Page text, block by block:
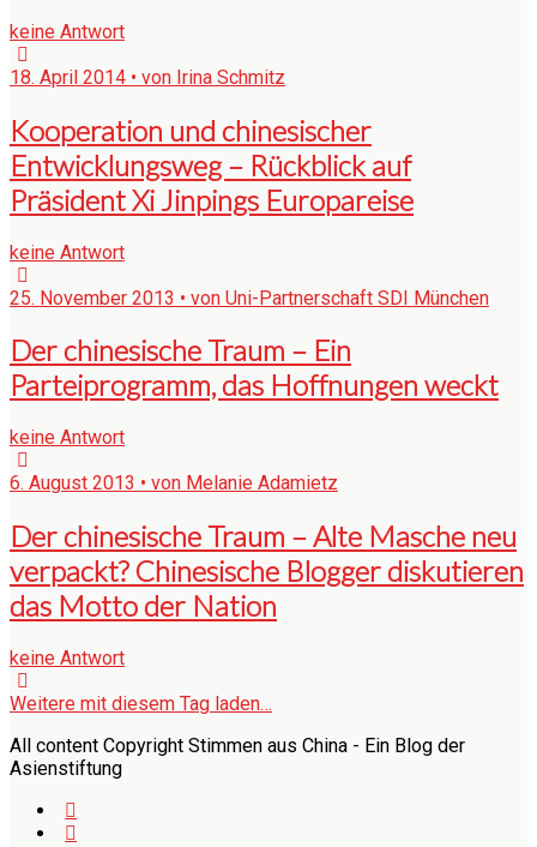
keine Antwort
18. April 2014 • von Irina Schmitz
Kooperation und chinesischer
Entwicklungsweg – Rückblick auf
Präsident Xi Jinpings Europareise
keine Antwort
25. November 2013 • von Uni-Partnerschaft SDI München
Der chinesische Traum – Ein
Parteiprogramm, das Hoffnungen weckt
keine Antwort
6. August 2013 • von Melanie Adamietz
Der chinesische Traum – Alte Masche neu
verpackt? Chinesische Blogger diskutieren
das Motto der Nation
keine Antwort
Weitere mit diesem Tag laden…
All content Copyright Stimmen aus China - Ein Blog der
Asienstiftung